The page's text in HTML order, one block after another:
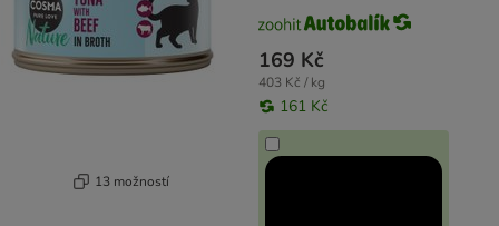
13 možností
169 Kč
403 Kč / kg
161 Kč